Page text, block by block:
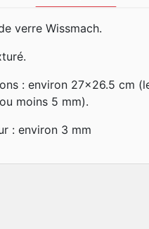
verre Wissmach.
: environ 27x26.5 cm
moins 5 mm).
: environ 3 mm